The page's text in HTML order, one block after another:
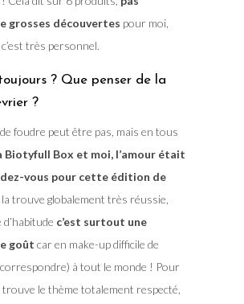
grosses découvertes pour moi,
très personnel.
? Que penser de la
?
foudre peut être pas, mais en tous
Biotyfull Box et moi, l’amour était
vous pour cette édition de
trouve globalement très réussie,
c’est surtout une
goût car en make-up difficile de
à tout le monde ! Pour
trouve le thème totalement respecté,